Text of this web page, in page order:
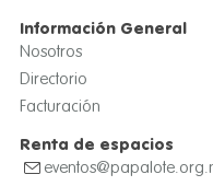
Información General
Nosotros
Directorio
Facturación
Renta de espacios